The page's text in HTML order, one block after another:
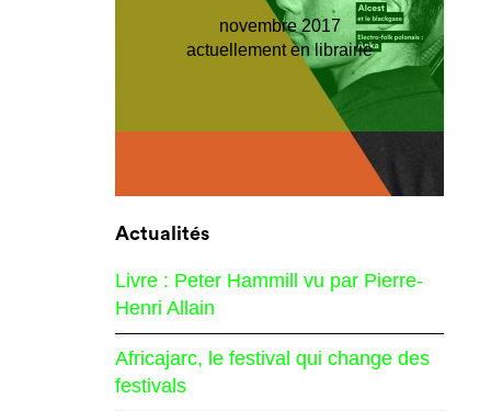
novembre 2017
actuellement en librairie
Actualités
Livre : Peter Hammill vu par Pierre-
Henri Allain
Africajarc, le festival qui change des
festivals